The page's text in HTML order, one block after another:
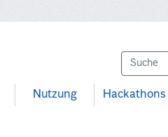
Nutzung Hackathons